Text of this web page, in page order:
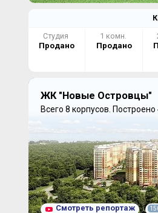
Студия
Продано
1 комн.
Продано
ЖК "Новые Островцы"
Всего 8 корпусов. Построено
Смотреть репортаж